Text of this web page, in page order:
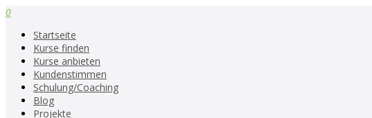
0
Startseite
Kurse finden
Kurse anbieten
Kundenstimmen
Schulung/Coaching
Blog
Projekte